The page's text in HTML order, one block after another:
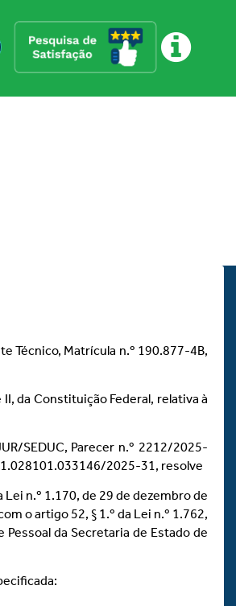
Técnico, Matrícula n.º 190.877-4B,
da Constituição Federal, relativa à
SEDUC, Parecer n.º 2212/2025-
2025-31, resolve
n.º 1.170, de 29 de dezembro de
o artigo 52, § 1.º da Lei n.º 1.762,
da Secretaria de Estado de